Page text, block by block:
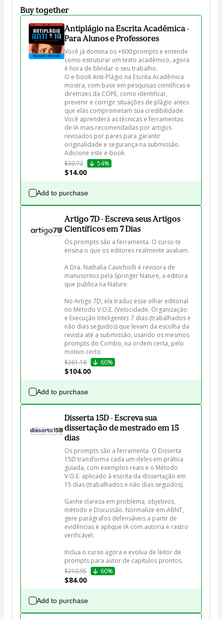
Buy together
Antiplágio na Escrita Acadêmica -
Para Alunos e Professores
Você já domina os +600 prompts e entende
como estruturar um texto acadêmico, agora
é hora de blindar o seu trabalho.
O e-book Anti-Plágio na Escrita Acadêmica
mostra, com base em pesquisas científicas e
diretrizes da COPE, como identificar,
prevenir e corrigir situações de plágio antes
que elas comprometam sua credibilidade.
Você aprenderá as técnicas e ferramentas
de IA mais recomendadas por artigos
revisados por pares para garantir
originalidade e segurança na submissão.
Adicione este e-book
$30.72
54%
$14.00
Add to purchase
Artigo 7D - Escreva seus Artigos
Científicos em 7 Dias
Os prompts são a ferramenta. O curso te
ensina o que os editores realmente avaliam.
A Dra. Nathalia Cavichiolli é revisora de
manuscritos pela Springer Nature, a editora
que publica na Nature.
No Artigo 7D, ela traduz esse olhar editorial
no Método V.O.E. (Velocidade, Organização
e Execução Inteligente): 7 dias (trabalhados e
não dias seguidos) que levam da escolha da
revista até a submissão, usando os mesmos
prompts do Combo, na ordem certa, pelo
motivo certo.
$261.18
60%
$104.00
Add to purchase
Disserta 15D - Escreva sua
dissertação de mestrado em 15
dias
Os prompts são a ferramenta. O Disserta
15D transforma cada um deles em prática
guiada, com exemplos reais e o Método
V.O.E. aplicado à escrita da dissertação em
15 dias (trabalhados e não dias seguidos).
Ganhe clareza em problema, objetivos,
método e Discussão. Normalize em ABNT,
gere parágrafos defensáveis a partir de
evidências e aplique IA com autoria e rastro
verificável.
Inclua o curso agora e evolua de leitor de
prompts para autor de capítulos prontos.
$210.95
60%
$84.00
Add to purchase